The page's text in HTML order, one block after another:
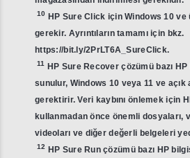
10 HP Sure Click için Windows 10 ve
gerekir. Ayrıntıların tamamı için bkz.
https://bit.ly/2PrLT6A_SureClick.
11 HP Sure Recover çözümü bazı
sunulur, Windows 10 veya 11 ve açık
gerektirir. Veri kaybını önlemek için
kullanmadan önce önemli dosyaları,
videoları ve diğer değerli belgeleri
12 HP Sure Run çözümü bazı HP